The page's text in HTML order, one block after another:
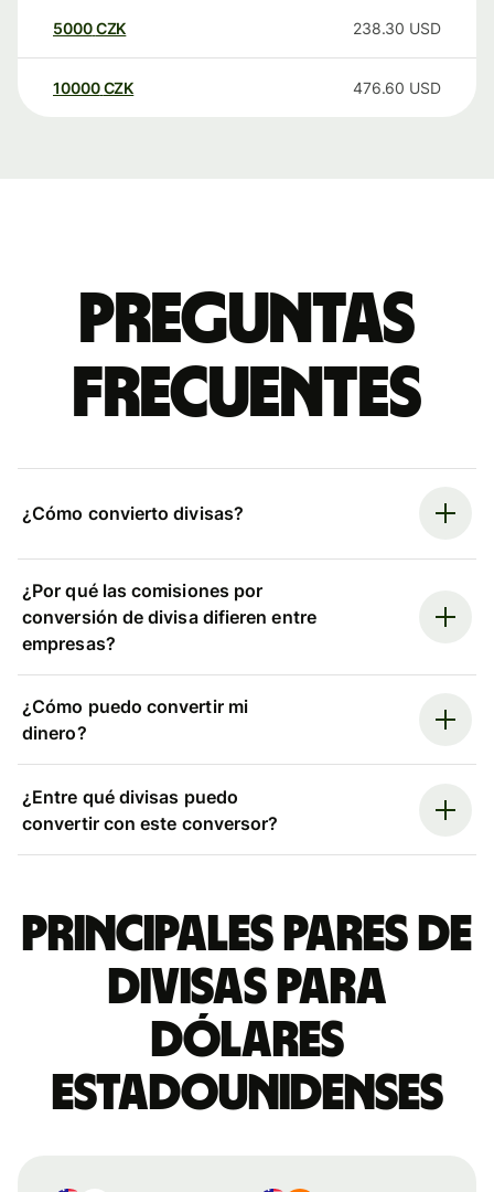
5000CZK 238.30 USD
10000 CZK 476.60 USD
Preguntas
frecuentes
¿Cómo convierto divisas?
¿Por qué las comisiones por
conversión de divisa difieren entre
empresas?
¿Cómo puedo convertir mi
dinero?
¿Entre qué divisas puedo
convertir con este conversor?
Principales pares de
divisas para
dólares
estadounidenses